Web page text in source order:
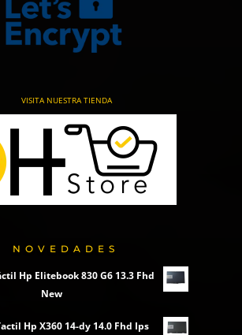
VISITA NUESTRA TIENDA
NOVEDADES
Hp Elitebook 830 G6 13.3 Fhd
New
Hp X360 14-dy 14.0 Fhd Ips